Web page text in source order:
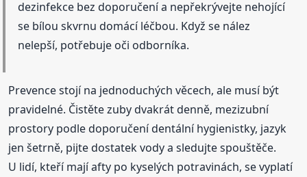
dezinfekce bez doporučení a nepřekrývejte nehojící
se bílou skvrnu domácí léčbou. Když se nález
nelepší, potřebuje oči odborníka.
Prevence stojí na jednoduchých věcech, ale musí být
pravidelné. Čistěte zuby dvakrát denně, mezizubní
prostory podle doporučení dentální hygienistky, jazyk
jen šetrně, pijte dostatek vody a sledujte spouštěče.
U lidí, kteří mají afty po kyselých potravinách, se vyplatí